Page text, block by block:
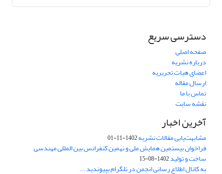
دسترسی سریع
صفحه اصلی
درباره نشریه
اعضای هیات تحریریه
ارسال مقاله
تماس با ما
نقشه سایت
آخرین اخبار
مشابهت‌یابی مقالات نشریه1402-11-01
فراخوان بیستمین همایش ملی و نهمین کنفرانس بین المللی مهندسی
ساخت و تولید1402-08-15
به کانال اطلاع رسانی انجمن در تلگرام بپیوندید ...